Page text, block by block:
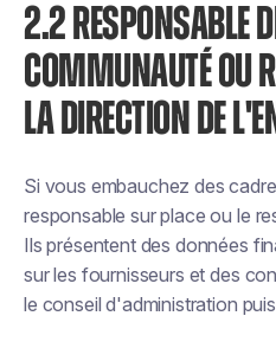
2.2 RESPONSABLE
COMMUNAUTÉ OU
LA DIRECTION DE
Si vous embauchez des
responsable sur place ou le
Ils présentent des données
sur les fournisseurs et des
le conseil d'administration